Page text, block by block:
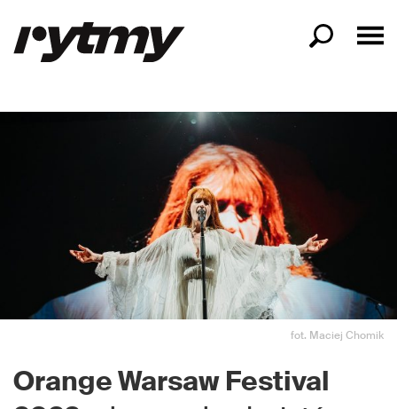
fot. Maciej Chomik
Orange Warsaw Festival